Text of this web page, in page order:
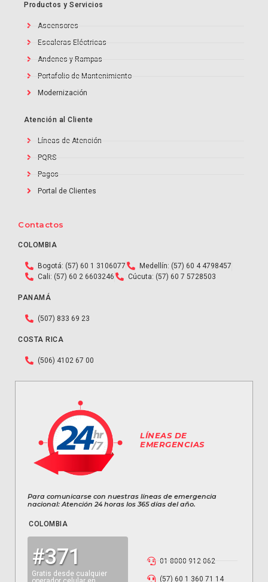
Productos y Servicios
Ascensores
Escaleras Eléctricas
Andenes y Rampas
Portafolio de Mantenimiento
Modernización
Atención al Cliente
Líneas de Atención
PQRS
Pagos
Portal de Clientes
Contactos
COLOMBIA
Bogotá: (57) 60 1 3106077
Medellín: (57) 60 4 4798457
Cali: (57) 60 2 6603246
Cúcuta: (57) 60 7 5728503
PANAMÁ
(507) 833 69 23
COSTA RICA
(506) 4102 67 00
LÍNEAS DE
EMERGENCIAS
Para comunicarse con nuestras líneas de emergencia
nacional: Atención 24 horas los 365 días del año.
COLOMBIA
#371
Gratis desde cualquier
01 8000 912 062
(57) 60 1 360 71 14